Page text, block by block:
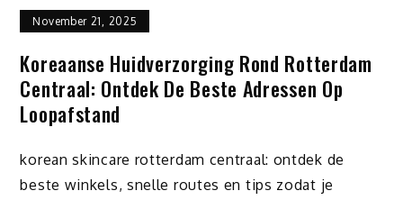
November 21, 2025
Koreaanse Huidverzorging Rond Rotterdam
Centraal: Ontdek De Beste Adressen Op
Loopafstand
korean skincare rotterdam centraal: ontdek de
beste winkels, snelle routes en tips zodat je